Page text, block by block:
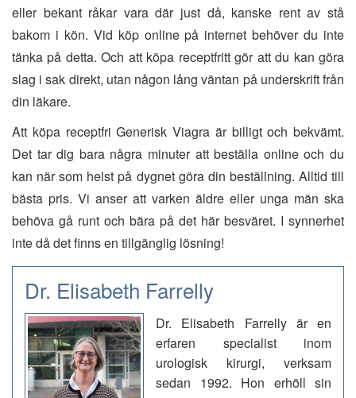
eller bekant råkar vara där just då, kanske rent av stå
bakom i kön. Vid köp online på internet behöver du inte
tänka på detta. Och att köpa receptfritt gör att du kan göra
slag i sak direkt, utan någon lång väntan på underskrift från
din läkare.
Att köpa receptfri Generisk Viagra är billigt och bekvämt.
Det tar dig bara några minuter att beställa online och du
kan när som helst på dygnet göra din beställning. Alltid till
bästa pris. Vi anser att varken äldre eller unga män ska
behöva gå runt och bära på det här besväret. I synnerhet
inte då det finns en tillgänglig lösning!
Dr. Elisabeth Farrelly
Dr. Elisabeth Farrelly är en
erfaren specialist inom
urologisk kirurgi, verksam
sedan 1992. Hon erhöll sin